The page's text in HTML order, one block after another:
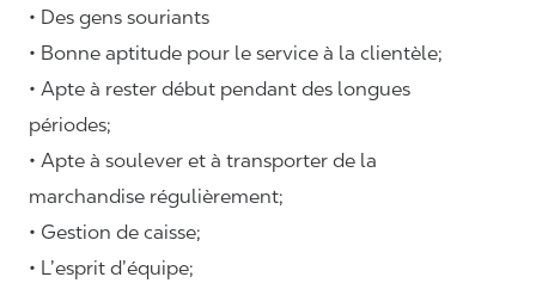
• Des gens souriants
• Bonne aptitude pour le service à la clientèle;
• Apte à rester début pendant des longues
périodes;
• Apte à soulever et à transporter de la
marchandise régulièrement;
• Gestion de caisse;
• L’esprit d’équipe;